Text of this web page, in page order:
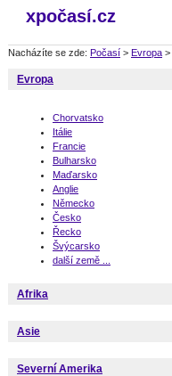
xpočasí.cz
Nacházíte se zde: Počasí > Evropa >
Evropa
Chorvatsko
Itálie
Francie
Bulharsko
Maďarsko
Anglie
Německo
Česko
Řecko
Švýcarsko
další země ...
Afrika
Asie
Severní Amerika